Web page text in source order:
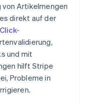
von Artikelmengen
direkt auf der
und mit
hilft Stripe
Probleme in